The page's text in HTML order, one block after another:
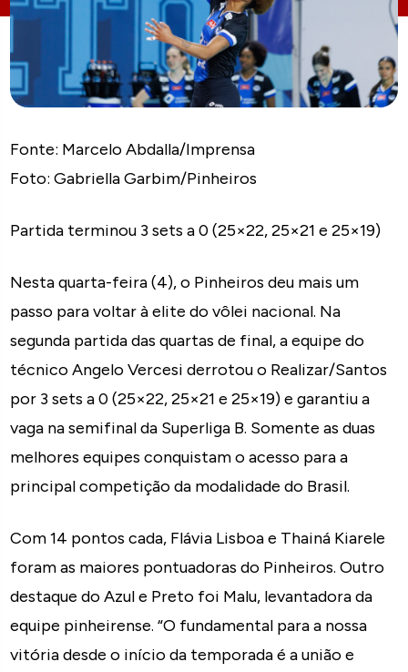
Fonte: Marcelo Abdalla/Imprensa
Foto: Gabriella Garbim/Pinheiros
Partida terminou 3 sets a 0 (25×22, 25×21 e 25×19)
Nesta quarta-feira (4), o Pinheiros deu mais um
passo para voltar à elite do vôlei nacional. Na
segunda partida das quartas de final, a equipe do
técnico Angelo Vercesi derrotou o Realizar/Santos
por 3 sets a 0 (25×22, 25×21 e 25×19) e garantiu a
vaga na semifinal da Superliga B. Somente as duas
melhores equipes conquistam o acesso para a
principal competição da modalidade do Brasil.
Com 14 pontos cada, Flávia Lisboa e Thainá Kiarele
foram as maiores pontuadoras do Pinheiros. Outro
destaque do Azul e Preto foi Malu, levantadora da
equipe pinheirense. “O fundamental para a nossa
vitória desde o início da temporada é a união e